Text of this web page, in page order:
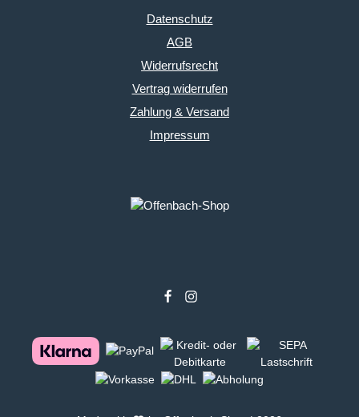
Datenschutz
AGB
Widerrufsrecht
Vertrag widerrufen
Zahlung & Versand
Impressum